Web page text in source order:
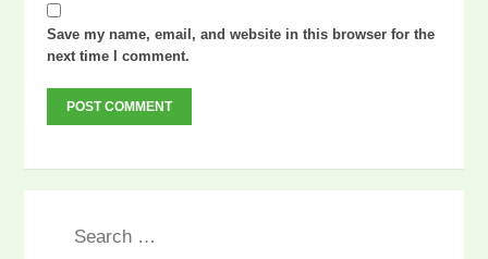
Save my name, email, and website in this browser for the
next time I comment.